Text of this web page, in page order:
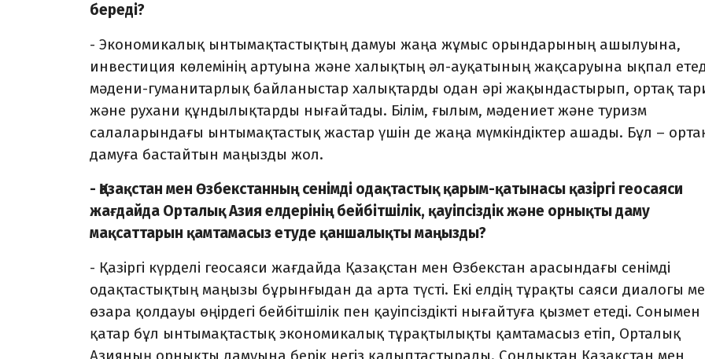
береді?
- Экономикалық ынтымақтастықтың дамуы жаңа жұмыс орындарының ашылуына,
инвестиция көлемінің артуына және халықтың әл-ауқатының жақсаруына ықпал
мәдени-гуманитарлық байланыстар халықтарды одан әрі жақындастырып, ортақ
және рухани құндылықтарды нығайтады. Білім, ғылым, мәдениет және туризм
салаларындағы ынтымақтастық жастар үшін де жаңа мүмкіндіктер ашады. Бұл –
дамуға бастайтын маңызды жол.
- Қазақстан мен Өзбекстанның сенімді одақтастық қарым-қатынасы қазіргі геосаяси
жағдайда Орталық Азия елдерінің бейбітшілік, қауіпсіздік және орнықты даму
мақсаттарын қамтамасыз етуде қаншалықты маңызды?
- Қазіргі күрделі геосаяси жағдайда Қазақстан мен Өзбекстан арасындағы сенімді
одақтастықтың маңызы бұрынғыдан да арта түсті. Екі елдің тұрақты саяси диалогы
өзара қолдауы өңірдегі бейбітшілік пен қауіпсіздікті нығайтуға қызмет етеді. Сонымен
қатар бұл ынтымақтастық экономикалық тұрақтылықты қамтамасыз етіп, Орталық